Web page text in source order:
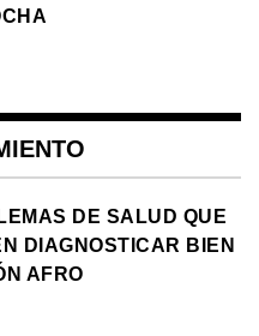
DE SALUD QUE
DIAGNOSTICAR BIEN
AFRO